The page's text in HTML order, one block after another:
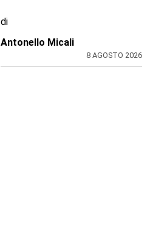
di
Antonello Micali
8 AGOSTO 2026